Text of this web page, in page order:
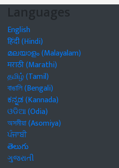
Languages
English
हिंदी (Hindi)
മലയാളം (Malayalam)
मराठी (Marathi)
தமிழ் (Tamil)
বাঙালি (Bengali)
ಕನ್ನಡ (Kannada)
ଓଡିଆ (Odia)
অসমীয়া (Asomiya)
ਪੰਜਾਬੀ
తెలుగు
ગુજરાતી